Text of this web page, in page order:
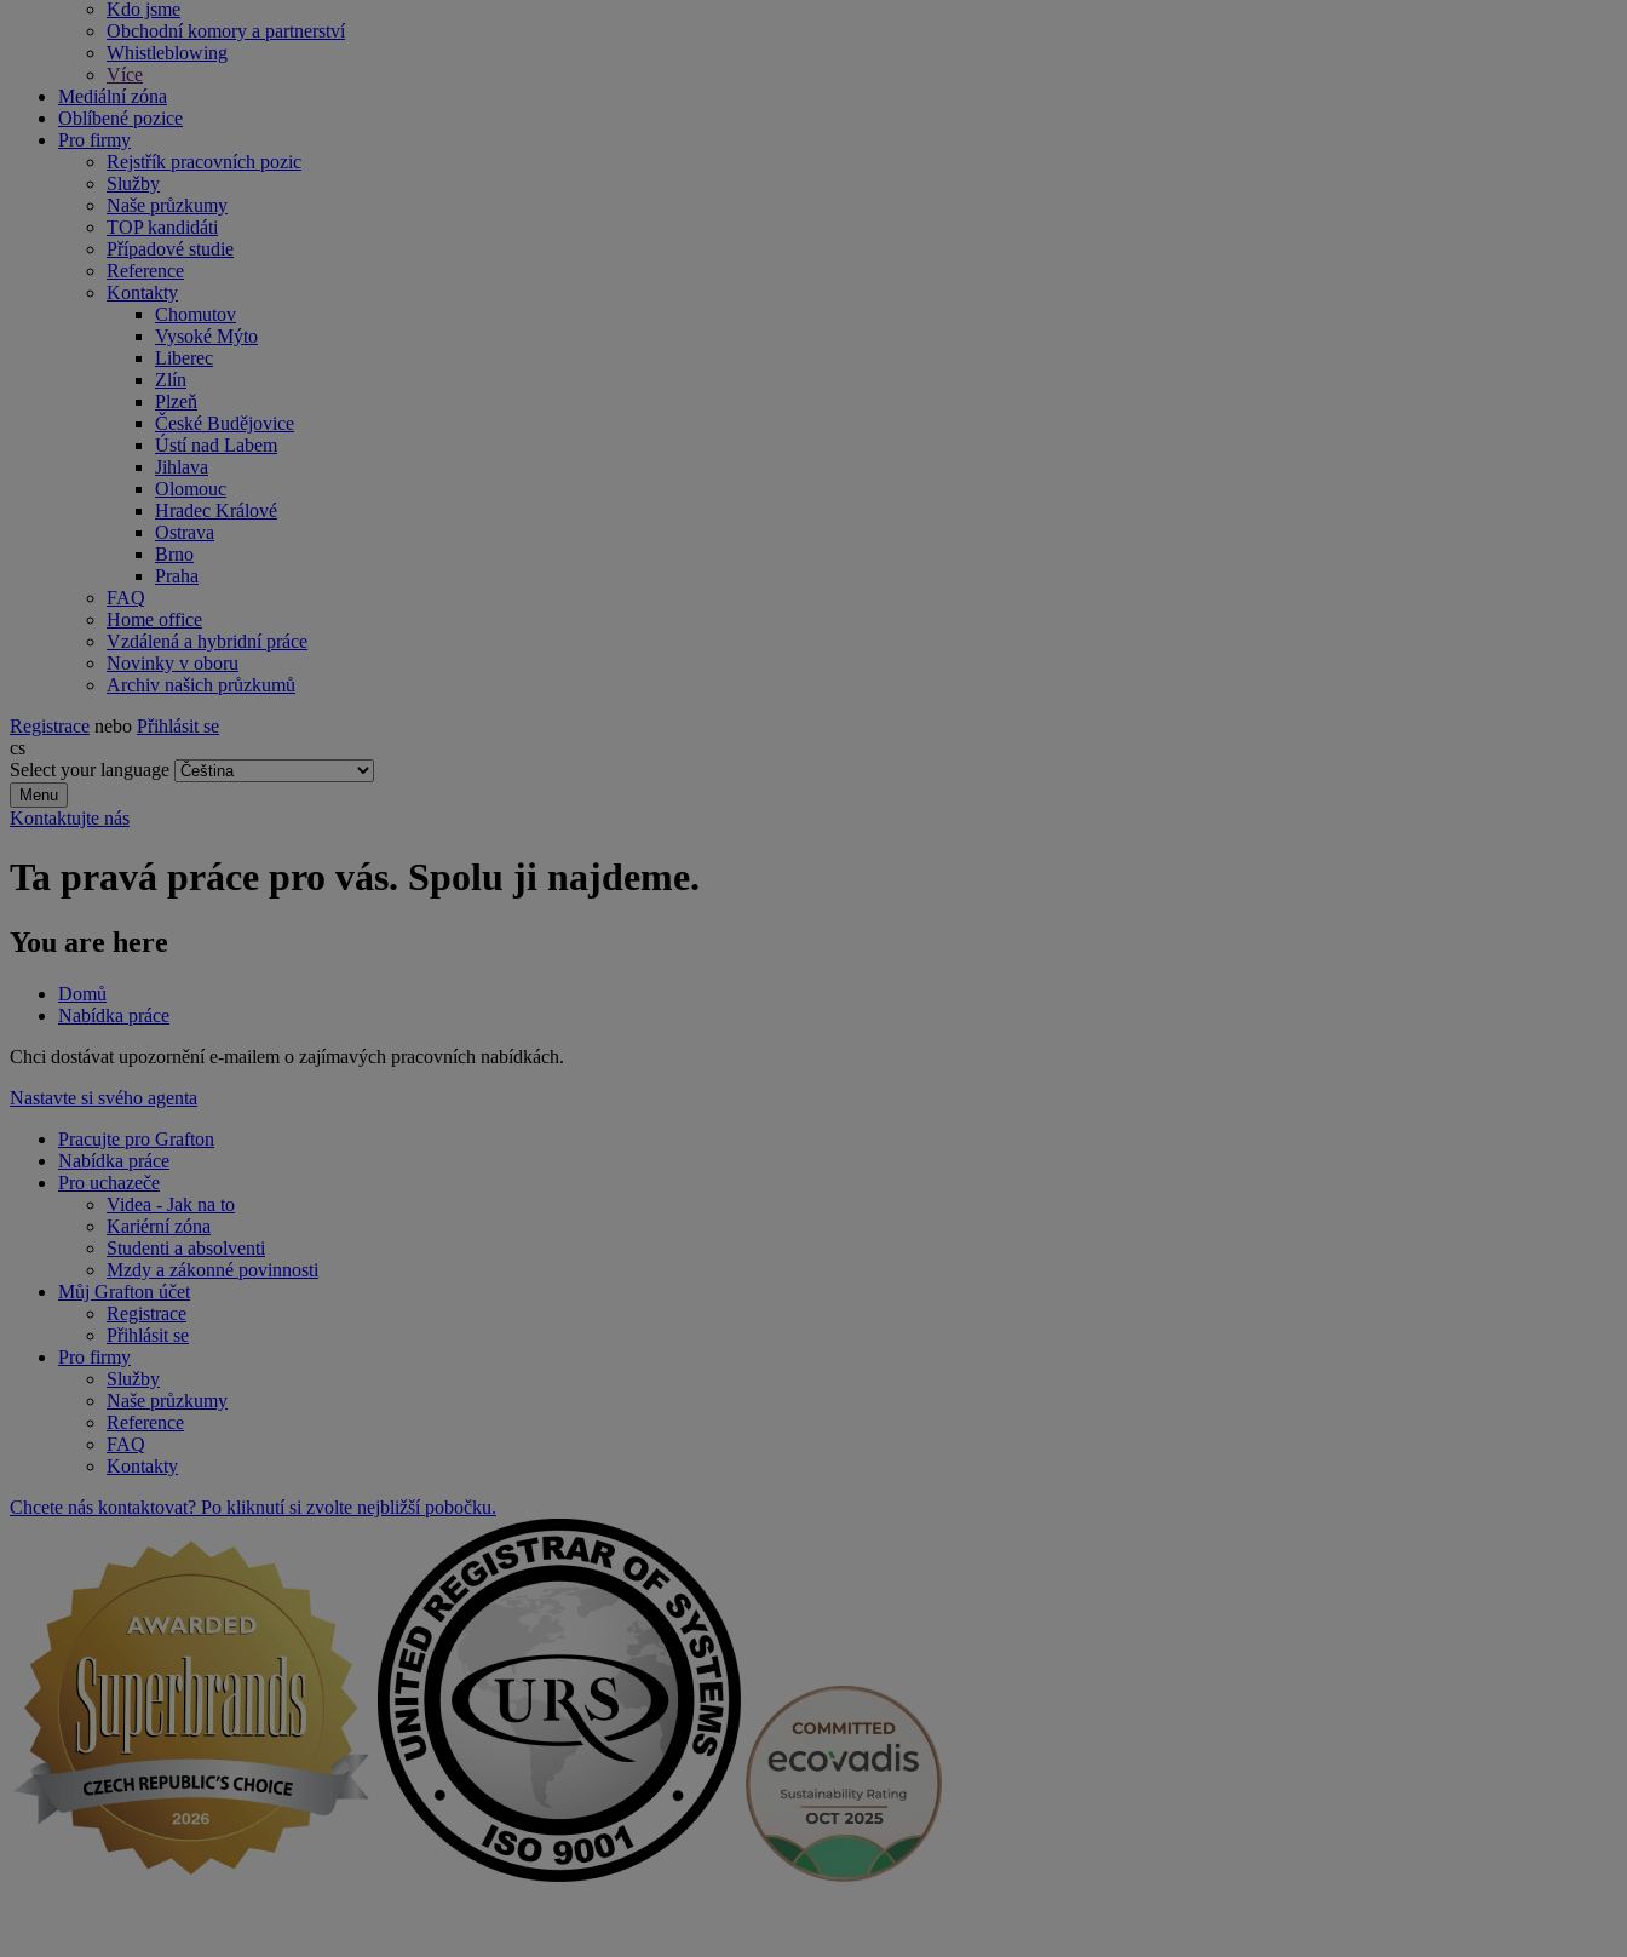
Kdo jsme
Obchodní komory a partnerství
Whistleblowing
Více
Mediální zóna
Oblíbené pozice
Pro firmy
Rejstřík pracovních pozic
Služby
Naše průzkumy
TOP kandidáti
Případové studie
Reference
Kontakty
Chomutov
Vysoké Mýto
Liberec
Zlín
Plzeň
České Budějovice
Ústí nad Labem
Jihlava
Olomouc
Hradec Králové
Ostrava
Brno
Praha
FAQ
Home office
Vzdálená a hybridní práce
Novinky v oboru
Archiv našich průzkumů
Registrace nebo Přihlásit se
cs
Select your language
Menu
Kontaktujte nás
Ta pravá práce pro vás. Spolu ji najdeme.
You are here
Domů
Nabídka práce
​Chci dostávat upozornění e-mailem o zajímavých pracovních nabídkách.
Nastavte si svého agenta
Pracujte pro Grafton
Nabídka práce
Pro uchazeče
Videa - Jak na to
Kariérní zóna
Studenti a absolventi
Mzdy a zákonné povinnosti
Můj Grafton účet
Registrace
Přihlásit se
Pro firmy
Služby
Naše průzkumy
Reference
FAQ
Kontakty
Chcete nás kontaktovat? Po kliknutí si zvolte nejbližší pobočku.